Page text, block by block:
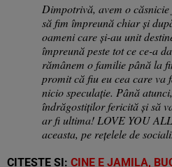
Dimpotrivă, avem o
să fim împreună chiar și
oameni care și-au unit
împreună peste tot ce ce-a
rămânem o familie până la
promit că fiu eu cea care va
nicio speculație. Până
îndrăgostiților fericită și să
ar fi ultima! LOVE YOU
aceasta, pe rețelele de
CITEȘTE ȘI: CINE E JAMILA,